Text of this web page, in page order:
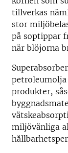
tillverkas
stor
på soptippar
när blöjorna
petroleumolja
produkter,
miljövänliga